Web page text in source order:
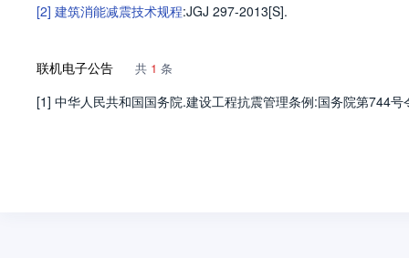
[2] 建筑消能减震技术规程:JGJ 297-2013[S].
联机电子公告 共 1 条
[1] 中华人民共和国国务院.建设工程抗震管理条例:国务院第744